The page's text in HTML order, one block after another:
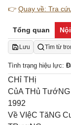
👉 Quay về: Tra
Tổng quan
Lưu Tìm từ
Tình trạng hiệu lực:
CHỉ THị
CủA THủ
1992
Về VIệC TăNG